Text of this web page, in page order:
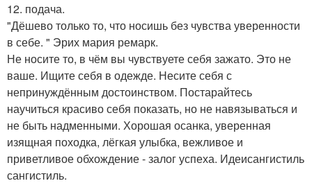
12. подача.
"Дёшево только то, что носишь без чувства уверенности
в себе. " Эрих мария ремарк.
Не носите то, в чём вы чувствуете себя зажато. Это не
ваше. Ищите себя в одежде. Несите себя с
непринуждённым достоинством. Постарайтесь
научиться красиво себя показать, но не навязываться и
не быть надменными. Хорошая осанка, уверенная
изящная походка, лёгкая улыбка, вежливое и
приветливое обхождение - залог успеха. Идеисангистиль
сангистиль.